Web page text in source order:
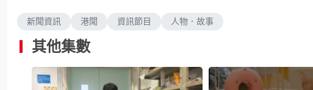
新聞資訊 港聞 資訊節目 人物．故事
其他集數